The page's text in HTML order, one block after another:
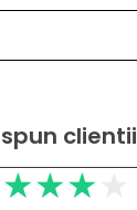
clientii